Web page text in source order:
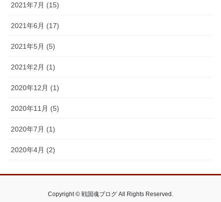
2021年7月 (15)
2021年6月 (17)
2021年5月 (5)
2021年2月 (1)
2020年12月 (1)
2020年11月 (5)
2020年7月 (1)
2020年4月 (2)
Copyright © 戦国魂ブログ All Rights Reserved.